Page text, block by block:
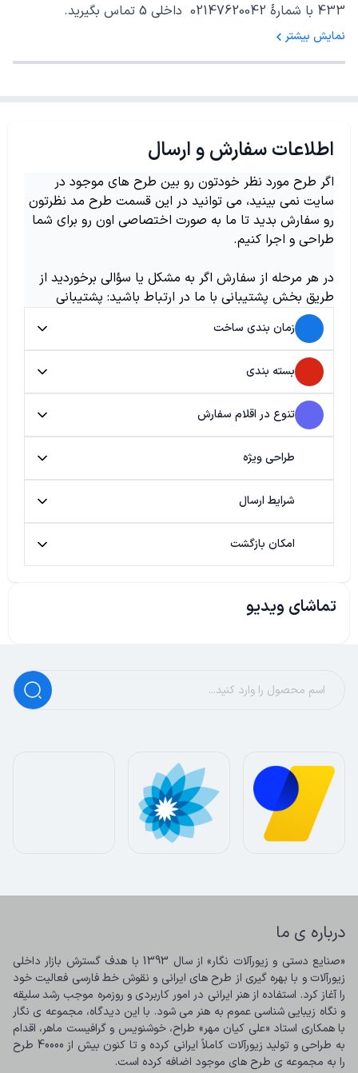
433 با شمارهٔ 02147620042 داخلی 5 تماس بگیرید.
نمایش بیشتر
اطلاعات سفارش و ارسال
اگر طرح مورد نظر خودتون رو بین طرح های موجود در
سایت نمی بینید، می توانید در این قسمت طرح مد نظرتون
رو سفارش بدید تا ما به صورت اختصاصی اون رو برای شما
طراحی و اجرا کنیم.
در هر مرحله از سفارش اگر به مشکل یا سؤالی برخوردید از
طریق بخش پشتیبانی با ما در ارتباط باشید: پشتیبانی
زمان بندی ساخت
بسته بندی
تنوع در اقلام سفارش
طراحی ویژه
شرایط ارسال
امکان بازگشت
تماشای ویدیو
درباره ی ما
را به مجموعه ی طرح های موجود اضافه کرده است.